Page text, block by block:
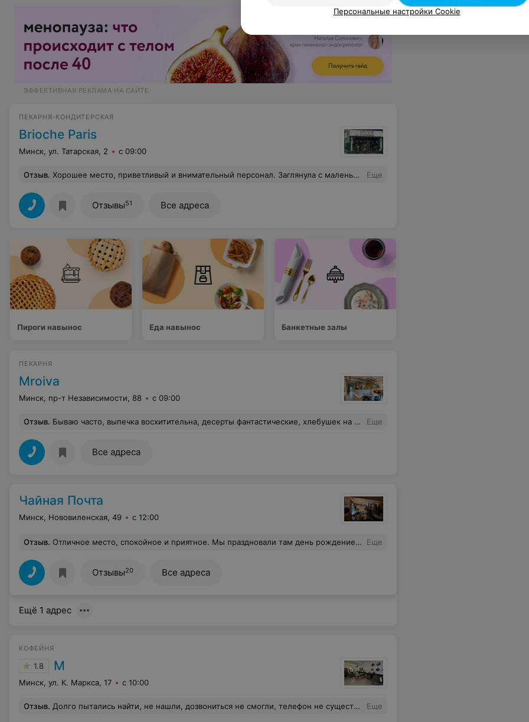
ЭФФЕКТИВНАЯ РЕКЛАМА НА САЙТЕ
ПЕКАРНЯ-КОНДИТЕРСКАЯ
Brioche Paris
Минск, ул. Татарская, 2 с 09:00
Отзыв. Хорошее место, приветливый и внимательный персонал. Заглянула с маленькой непоседой, даже получилось выпить чашку кофе.:) Есть детский стульчик, предоставили карандаши, бумагу, все принесли, подали, ознакомили с ассортиментом. Упаковка, подача, посуда - на уровне. За неимением возможности сорваться утром в Париж и выпить там кофе:), весьма достойное место в Минске. Еще
Отзывы51 Все адреса
Пироги навынос Еда навынос Банкетные залы
ПЕКАРНЯ
Mroiva
Минск, пр-т Независимости, 88 с 09:00
Отзыв. Бываю часто, выпечка восхитительна, десерты фантастические, хлебушек на высоте, персонал заботливый Еще
Все адреса
Чайная Почта
Минск, Нововиленская, 49 с 12:00
Отзыв. Отличное место, спокойное и приятное. Мы праздновали там день рождение компании. В дружественной беседе даже не заметили как пронеслось время. Кто не бывал, посетите, такое место точно не разочарует. Еще
Отзывы20 Все адреса
Ещё 1 адрес
КОФЕЙНЯ
1.8 М
Минск, ул. К. Маркса, 17 с 10:00
Отзыв. Долго пытались найти, не нашли, дозвониться не смогли, телефон не существует. Еще
Персональные настройки Cookie